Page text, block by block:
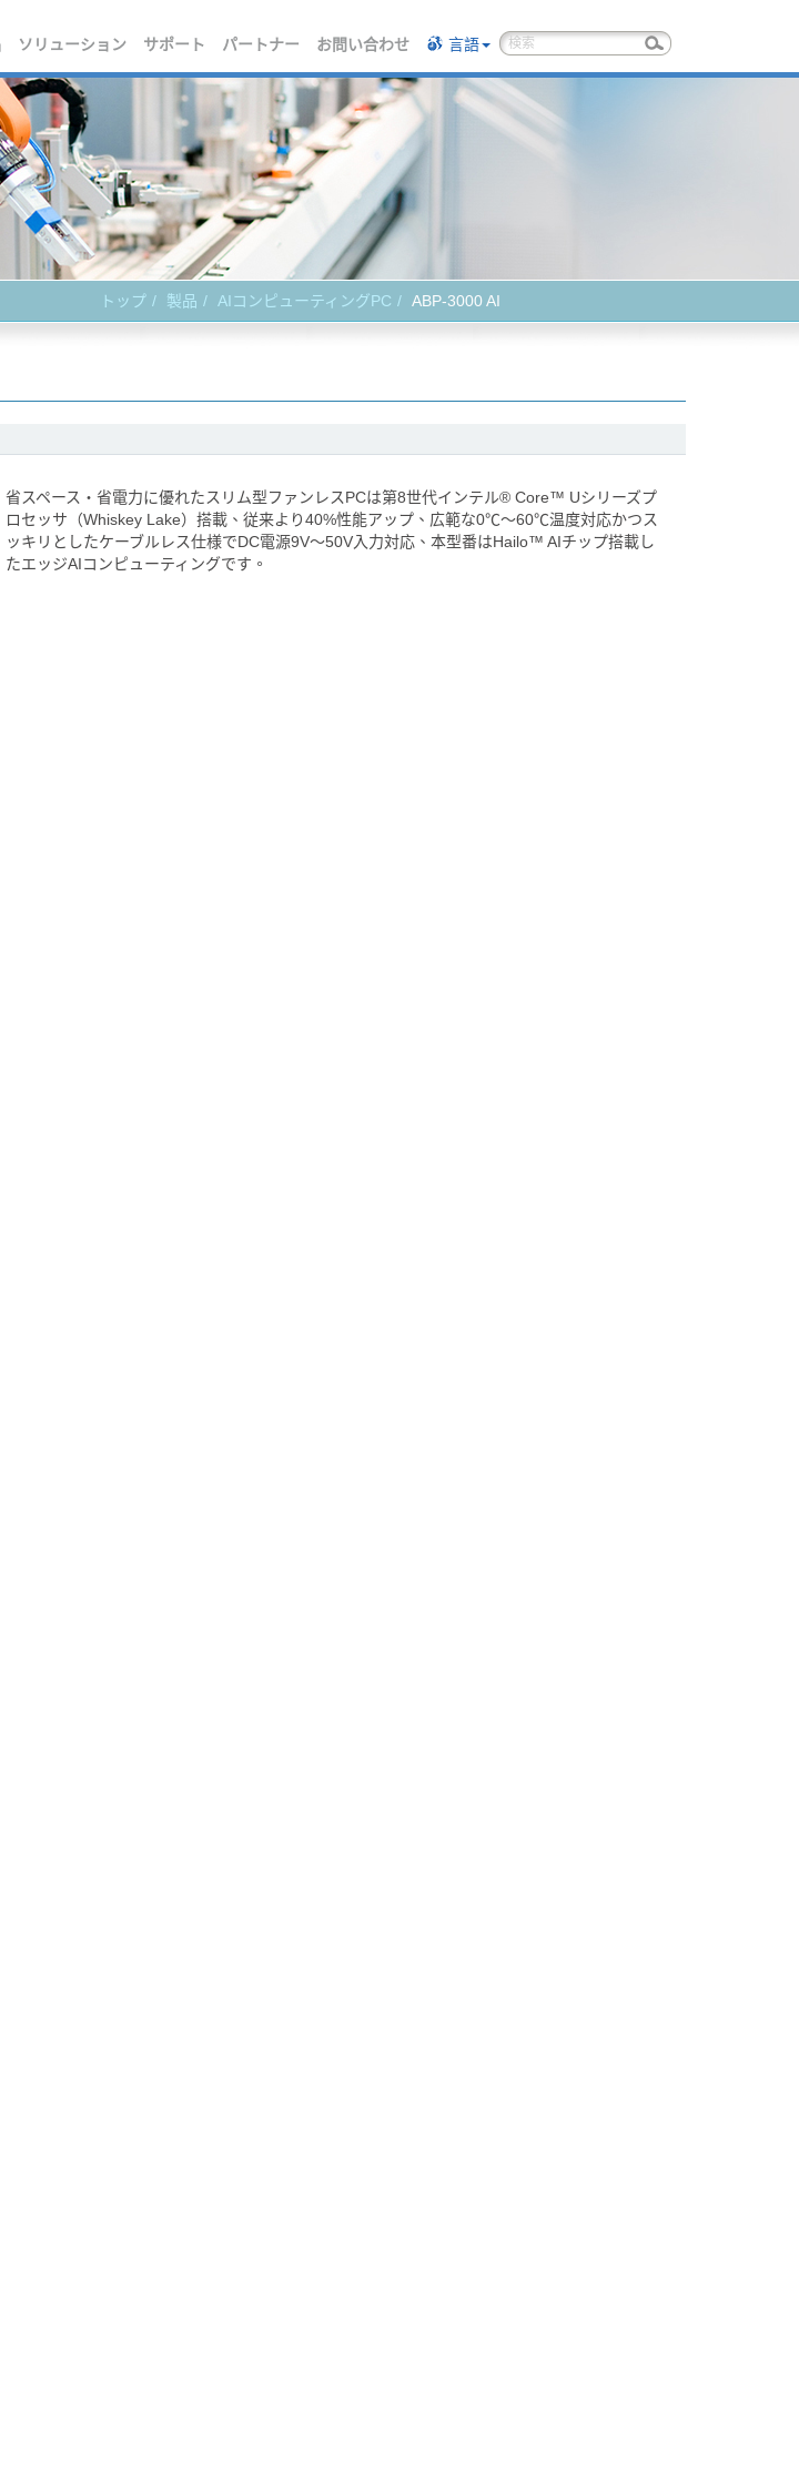
ソリューション サポート パートナー お問い合わせ 言語
トップ 製品 AIコンピューティングPC ABP-3000 AI
省スペース・省電力に優れたスリム型ファンレスPCは第8世代インテル® Core™ Uシリーズプ
ロセッサ（Whiskey Lake）搭載、従来より40%性能アップ、広範な0℃～60℃温度対応かつス
ッキリとしたケーブルレス仕様でDC電源9V～50V入力対応、本型番はHailo™ AIチップ搭載し
たエッジAIコンピューティングです。